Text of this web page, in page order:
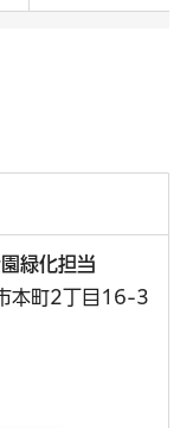
緑化担当
本町2丁目16-3